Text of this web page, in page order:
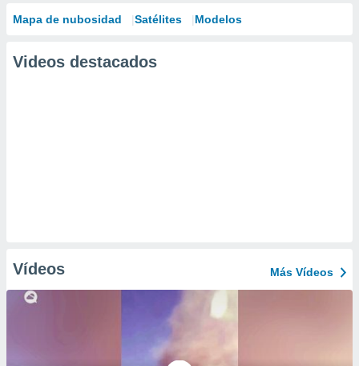
Mapa de nubosidad Satélites Modelos
Videos destacados
Vídeos Más Vídeos